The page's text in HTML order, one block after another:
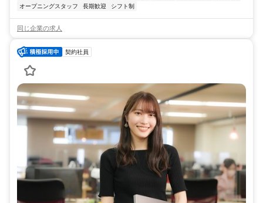
オープニングスタッフ
長期歓迎 シフト制
同じ企業の求人
契約社員